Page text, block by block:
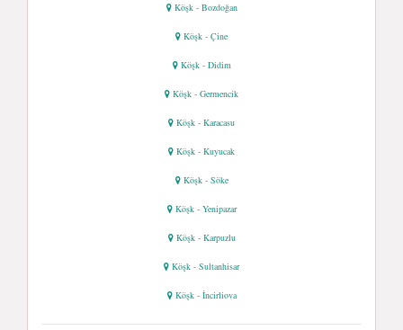
Köşk - Bozdoğan
Köşk - Çine
Köşk - Didim
Köşk - Germencik
Köşk - Karacasu
Köşk - Kuyucak
Köşk - Söke
Köşk - Yenipazar
Köşk - Karpuzlu
Köşk - Sultanhisar
Köşk - İncirliova